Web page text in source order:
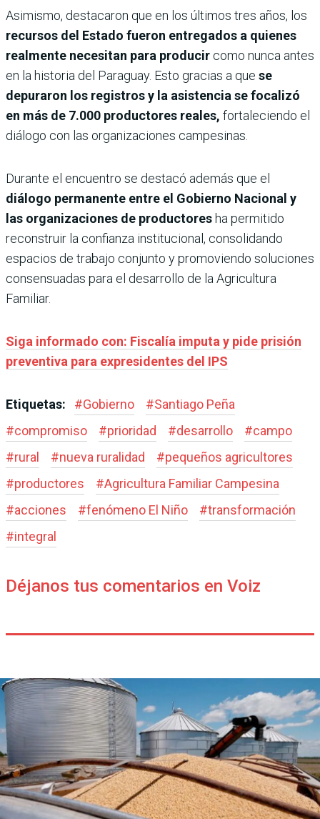
Asimismo, destacaron que en los últimos tres años, los
recursos del Estado fueron entregados a quienes
realmente necesitan para producir como nunca antes
en la historia del Paraguay. Esto gracias a que se
depuraron los registros y la asistencia se focalizó
en más de 7.000 productores reales, fortaleciendo el
diálogo con las organizaciones campesinas.
Durante el encuentro se destacó además que el
diálogo permanente entre el Gobierno Nacional y
las organizaciones de productores ha permitido
reconstruir la confianza institucional, consolidando
espacios de trabajo conjunto y promoviendo soluciones
consensuadas para el desarrollo de la Agricultura
Familiar.
Siga informado con: Fiscalía imputa y pide prisión
preventiva para expresidentes del IPS
Etiquetas: #Gobierno #Santiago Peña
#compromiso #prioridad #desarrollo #campo
#rural #nueva ruralidad #pequeños agricultores
#productores #Agricultura Familiar Campesina
#acciones #fenómeno El Niño #transformación
#integral
Déjanos tus comentarios en Voiz